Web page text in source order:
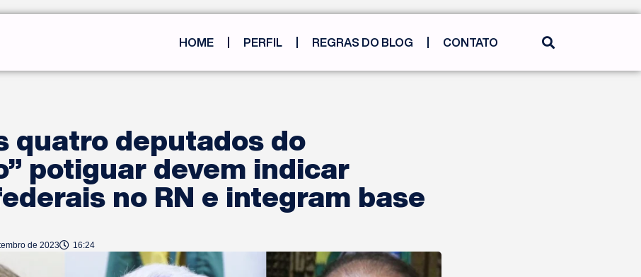
HOME PERFIL REGRAS DO BLOG CONTATO
quatro deputados do
potiguar devem indicar
no RN e integram base
de 2023 16:24